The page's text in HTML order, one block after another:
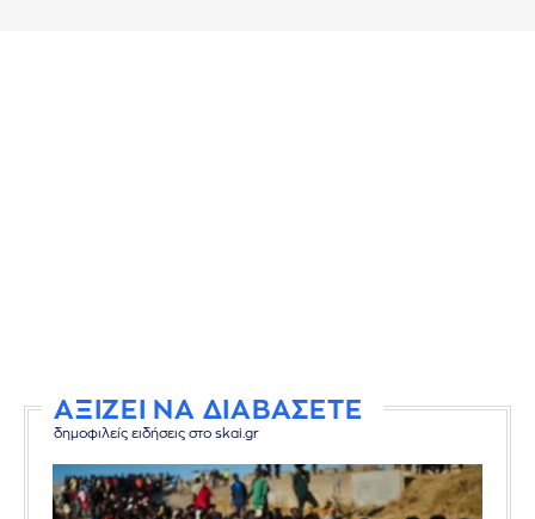
ΑΞΙΖΕΙ ΝΑ ΔΙΑΒΑΣΕΤΕ
δημοφιλείς ειδήσεις στο skai.gr